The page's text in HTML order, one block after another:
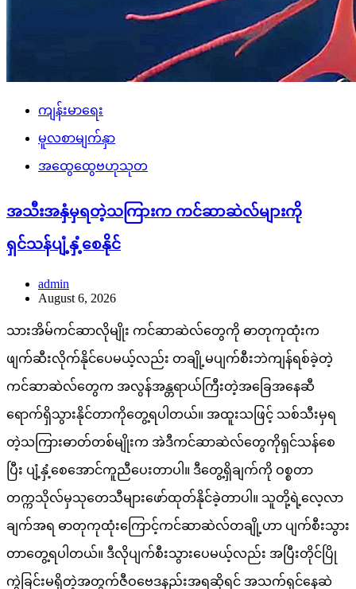
ကျန်းမာရေး
မူလစာမျက်နှာ
အထွေထွေဗဟုသုတ
အသီးအနှံမှရတဲ့သကြားက ကင်ဆာဆဲလ်များကို
ရှင်သန်ပျံ့နှံ့စေနိုင်
admin
August 6, 2026
သားအိမ်ကင်ဆာလိုမျိုး ကင်ဆာဆဲလ်တွေကို ဓာတုကုထုံးက
ဖျက်ဆီးလိုက်နိုင်ပေမယ့်လည်း တချို့မပျက်စီးဘဲကျန်ရစ်ခဲ့တဲ့
ကင်ဆာဆဲလ်တွေက အလွန်အန္တရာယ်ကြီးတဲ့အခြေအနေဆီ
ရောက်ရှိသွားနိုင်တာကိုတွေ့ရပါတယ်။ အထူးသဖြင့် သစ်သီးမှရ
တဲ့သကြားဓာတ်တစ်မျိုးက အဲဒီကင်ဆာဆဲလ်တွေကိုရှင်သန်စေ
ပြီး ပျံ့နှံ့စေအောင်ကူညီပေးတာပါ။ ဒီတွေ့ရှိချက်ကို ဝစ္စတာ
တက္ကသိုလ်မှသုတေသီများဖော်ထုတ်နိုင်ခဲ့တာပါ။ သူတို့ရဲ့လေ့လာ
ချက်အရ ဓာတုကုထုံးကြောင့်ကင်ဆာဆဲလ်တချို့ဟာ ပျက်စီးသွား
တာတွေ့ရပါတယ်။ ဒီလိုပျက်စီးသွားပေမယ့်လည်း အပြီးတိုင်ပြို
ကွဲခြင်းမရှိတဲ့အတွက်ဇီဝဗေဒနည်းအရဆိုရင် အသက်ရှင်နေဆဲ